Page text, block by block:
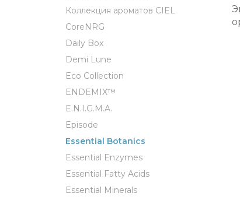
Коллекция ароматов CIEL
СoreNRG
Daily Box
Demi Lune
Eco Collection
ENDEMIX™
E.N.I.G.M.A.
Episode
Essential Botanics
Essential Enzymes
Essential Fatty Acids
Essential Minerals